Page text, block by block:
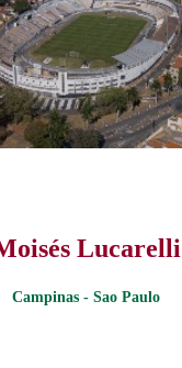
Lucarelli
Campinas - Sao Paulo